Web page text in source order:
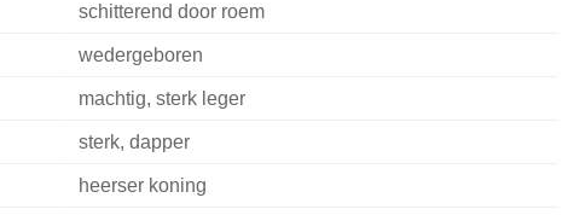
schitterend door roem
wedergeboren
machtig, sterk leger
sterk, dapper
heerser koning